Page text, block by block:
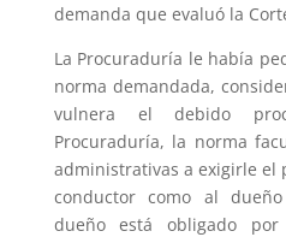
demanda que evaluó la
La Procuraduría le había
norma demandada,
vulnera el debido
Procuraduría, la norma
administrativas a exigirle el
conductor como al
dueño está obligado